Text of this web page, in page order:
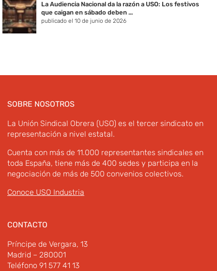
La Audiencia Nacional da la razón a USO: Los festivos
que caigan en sábado deben ...
publicado el 10 de junio de 2026
SOBRE NOSOTROS
La Unión Sindical Obrera (USO) es el tercer sindicato en
representación a nivel estatal.
Cuenta con más de 11.000 representantes sindicales en
toda España, tiene más de 400 sedes y participa en la
negociación de más de 500 convenios colectivos.
Conoce USO Industria
CONTACTO
Príncipe de Vergara, 13
Madrid – 280001
Teléfono 91 577 41 13